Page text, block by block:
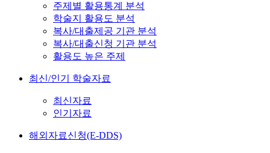
주제별 활용통계 분석
학술지 활용도 분석
복사/대출제공 기관 분석
복사/대출신청 기관 분석
활용도 높은 주제
최신/인기 학술자료
최신자료
인기자료
해외자료신청(E-DDS)